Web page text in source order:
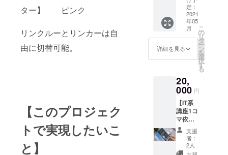
ター】 ピンク
リンクルーとリンカーは自
由に切替可能。
【このプロジェク
トで実現したいこ
と】
su12
YouTub
e @詩
https://
www.yo
utube.c
om/wat
v=apG0
QBxDP
GM
行動が
理解で
きるよ
うにな
人関係
のスト
軽減さ
れま
す。 人
間関係
に必要
不可欠
なコ
ミュニ
ケー
ん。 他
の称号
系リ
ターン
とは、
表記が
いもあ
りませ
んが、
３つを
同時に
購入す
る事も
可能で
す。 ※
ます。
（少し
時間が
短くな
りま
す） 今
断+解
説 約
50分/2
名 基本
は
ZOOM
対応
（訪問
やクラ
説。【1
名分】
15,000
円 診
断+解説
相談約1
時間/人
基本は
対応
（訪問
やクラ
ブハウ
スは要
相談）
四ヶ所
があな
たの個
性を診
定：
2021
年05
月
詳細を見る
こ
の
リ
タ
ー
ン
を
選
択
す
る
20,
000 円
【IT系
講座1コ
マ依頼
権】 市
町村や
商工
会、社
支援
者：
2人